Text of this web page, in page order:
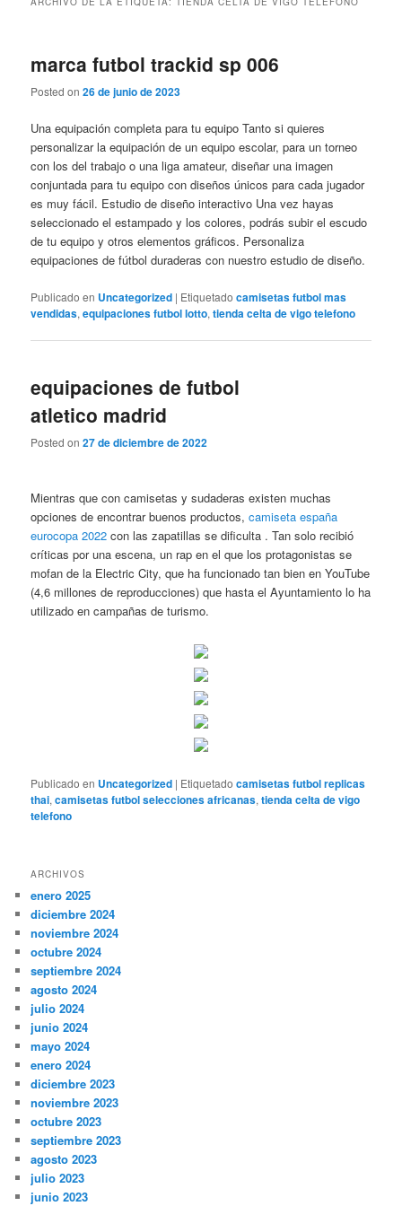
marca futbol trackid sp 006
Posted on26 de junio de 2023
Una equipación completa para tu equipo Tanto si quieres
personalizar la equipación de un equipo escolar, para un torneo
con los del trabajo o una liga amateur, diseñar una imagen
conjuntada para tu equipo con diseños únicos para cada jugador
es muy fácil. Estudio de diseño interactivo Una vez hayas
seleccionado el estampado y los colores, podrás subir el escudo
de tu equipo y otros elementos gráficos. Personaliza
equipaciones de fútbol duraderas con nuestro estudio de diseño.
Publicado en Uncategorized | Etiquetado camisetas futbol mas
vendidas,equipaciones futbol lotto,tienda celta de vigo telefono
equipaciones de futbol
atletico madrid
Posted on27 de diciembre de 2022
Mientras que con camisetas y sudaderas existen muchas
opciones de encontrar buenos productos,camiseta españa
eurocopa 2022 con las zapatillas se dificulta . Tan solo recibió
críticas por una escena, un rap en el que los protagonistas se
mofan de la Electric City, que ha funcionado tan bien en YouTube
(4,6 millones de reproducciones) que hasta el Ayuntamiento lo ha
utilizado en campañas de turismo.
Publicado en Uncategorized | Etiquetado camisetas futbol replicas
thai,camisetas futbol selecciones africanas,tienda celta de vigo
telefono
ARCHIVOS
enero 2025
diciembre 2024
noviembre 2024
octubre 2024
septiembre 2024
agosto 2024
julio 2024
junio 2024
mayo 2024
enero 2024
diciembre 2023
noviembre 2023
octubre 2023
septiembre 2023
agosto 2023
julio 2023
junio 2023